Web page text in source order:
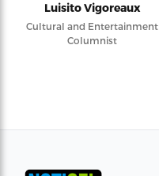
Luisito Vigoreaux
Cultural and Entertainment
Columnist